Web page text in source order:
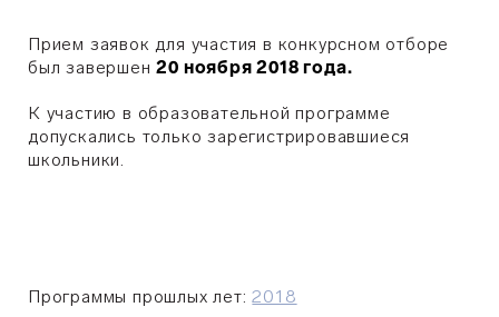
Прием заявок для участия в конкурсном отборе
был завершен20 ноября 2018 года.
К участию в образовательной программе
допускались только зарегистрировавшиеся
школьники.
Программы прошлых лет:2018